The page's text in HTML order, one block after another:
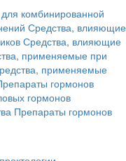
комбинированной
Средства, влияющие
Средства, влияющие
применяемые при
применяемые
гормонов
гормонов
Препараты гормонов